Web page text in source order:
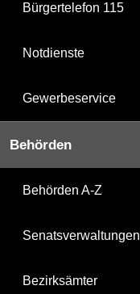
Bürgertelefon 115
Notdienste
Gewerbeservice
Behörden
Behörden A-Z
Senatsverwaltungen
Bezirksämter